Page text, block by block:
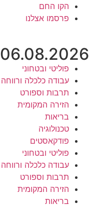
לתוכן
הקו החם
פרסמו אצלנו
06.08.2026 | 11:52
פוליטי ובטחוני
עבודה כלכלה ורווחה
תרבות וספורט
הזירה המקומית
בריאות
טכנולוגיה
פודקאסטים
פוליטי ובטחוני
עבודה כלכלה ורווחה
תרבות וספורט
הזירה המקומית
בריאות